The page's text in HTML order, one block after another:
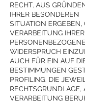
RECHT, AUS
IHRER BESONDEREN
SITUATION ERGEBEN,
VERARBEITUNG IHRER
WIDERSPRUCH
AUCH FÜR EIN AUF
BESTIMMUNGEN
PROFILING. DIE
VERARBEITUNG